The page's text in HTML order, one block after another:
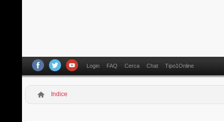
Login FAQ Cerca Chat Tipo1Online
Indice